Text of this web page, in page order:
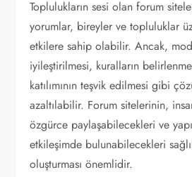
Toplulukların sesi olan forum
yorumlar, bireyler ve topluluklar
etkilere sahip olabilir. Ancak,
iyileştirilmesi, kuralların
katılımının teşvik edilmesi gibi
azaltılabilir. Forum sitelerinin,
özgürce paylaşabilecekleri ve
etkileşimde bulunabilecekleri
oluşturması önemlidir.